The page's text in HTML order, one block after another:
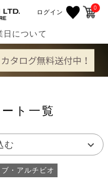
ログイン 0
日について
ト一覧
む
・アルチビオ